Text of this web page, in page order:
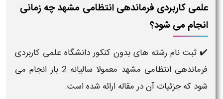
علمی کاربردی فرماندهی انتظامی مشهد چه زمانی
انجام می شود؟
✔️ ثبت نام رشته های بدون کنکور دانشگاه علمی کاربردی
فرماندهی انتظامی مشهد معمولا سالیانه 2 بار انجام می
شود که جزئیات آن در مقاله ارائه شده است.